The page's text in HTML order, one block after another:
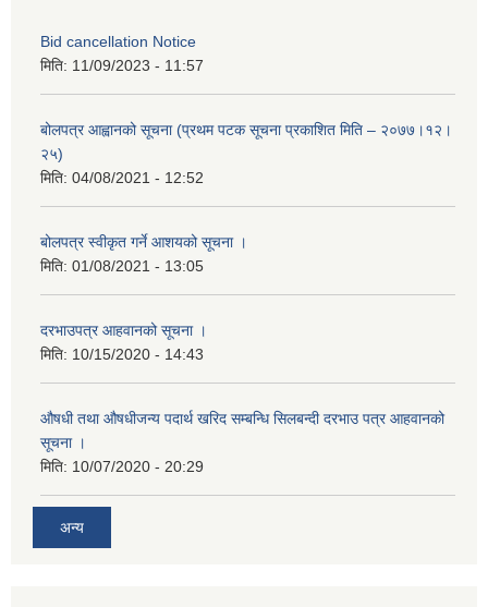
Bid cancellation Notice
मिति: 11/09/2023 - 11:57
बोलपत्र आह्वानको सूचना (प्रथम पटक सूचना प्रकाशित मिति – २०७७।१२।
२५)
मिति: 04/08/2021 - 12:52
बोलपत्र स्वीकृत गर्ने आशयको सूचना ।
मिति: 01/08/2021 - 13:05
दरभाउपत्र आहवानको सूचना ।
मिति: 10/15/2020 - 14:43
औषधी तथा औषधीजन्य पदार्थ खरिद सम्बन्धि सिलबन्दी दरभाउ पत्र आहवानको
सूचना ।
मिति: 10/07/2020 - 20:29
अन्य